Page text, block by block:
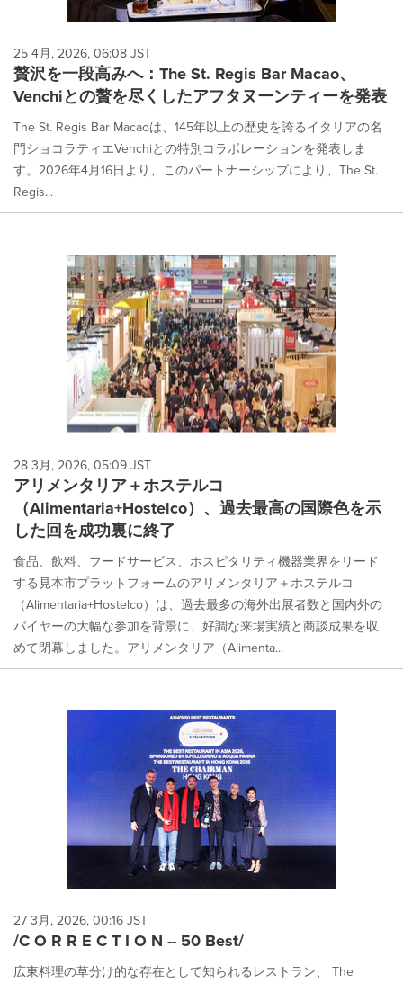
25 4月, 2026, 06:08 JST
贅沢を一段高みへ：The St. Regis Bar Macao、
Venchiとの贅を尽くしたアフタヌーンティーを発表
The St. Regis Bar Macaoは、145年以上の歴史を誇るイタリアの名
門ショコラティエVenchiとの特別コラボレーションを発表しま
す。2026年4月16日より、このパートナーシップにより、The St.
Regis...
28 3月, 2026, 05:09 JST
アリメンタリア＋ホステルコ
（Alimentaria+Hostelco）、過去最高の国際色を示
した回を成功裏に終了
食品、飲料、フードサービス、ホスピタリティ機器業界をリード
する見本市プラットフォームのアリメンタリア＋ホステルコ
（Alimentaria+Hostelco）は、過去最多の海外出展者数と国内外の
バイヤーの大幅な参加を背景に、好調な来場実績と商談成果を収
めて閉幕しました。アリメンタリア（Alimenta...
27 3月, 2026, 00:16 JST
/C O R R E C T I O N -- 50 Best/
広東料理の草分け的な存在として知られるレストラン、 The